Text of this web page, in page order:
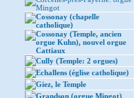
Mingot
Cossonay (chapelle
catholique)
Cossonay (Temple, ancien
orgue Kuhn), nouvel orgue
Cattiaux
Cully (Temple: 2 orgues)
Echallens (église catholique)
Giez, le Temple
Grandson (orgue Mingot)